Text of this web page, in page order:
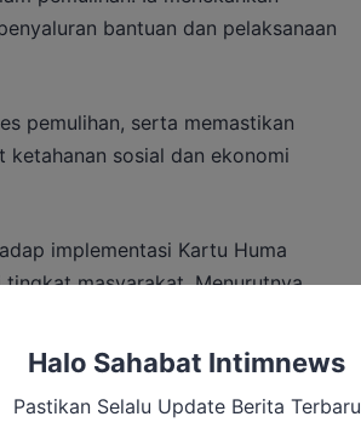
bantuan dan pelaksanaan
pemulihan, serta memastikan
ketahanan sosial dan ekonomi
implementasi Kartu Huma
masyarakat. Menurutnya,
masyarakat desa yang inklusif
Halo Sahabat Intimnews
Pastikan Selalu Update Berita Terbaru